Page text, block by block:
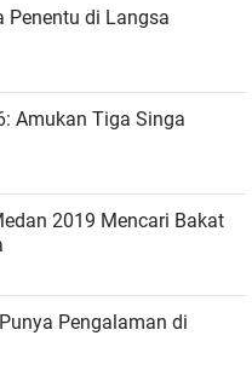
Penentu di Langsa
Amukan Tiga Singa
2019 Mencari Bakat
Pengalaman di